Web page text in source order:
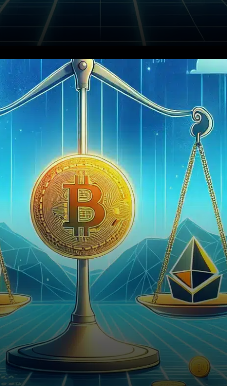
Le 11 décembre 2025,
Binance, la plus grande
plateforme d’échange de
crypto-monnaies au monde, a
officiellement adopté le
stablecoin USD1…